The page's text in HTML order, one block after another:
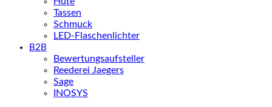
Tassen
Schmuck
LED-Flaschenlichter
B2B
Bewertungsaufsteller
Reederei Jaegers
Sage
INOSYS